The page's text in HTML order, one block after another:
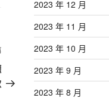
下
一
篇
2023 年 12 月
2023 年 11 月
2023 年 10 月
2023 年 9 月
2023 年 8 月